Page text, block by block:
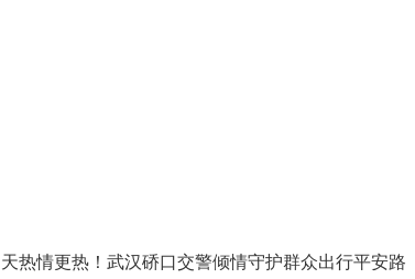
天热情更热！武汉硚口交警倾情守护群众出行平安路